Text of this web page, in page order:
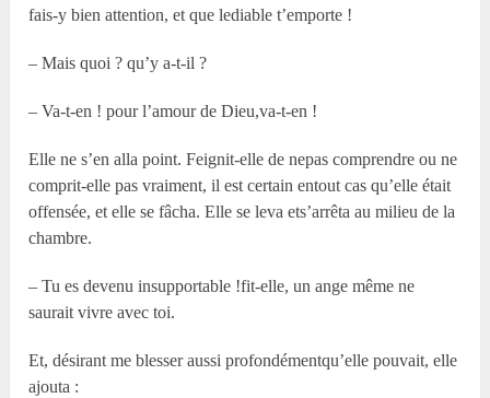
fais-y bien attention, et que lediable t’emporte !
– Mais quoi ? qu’y a-t-il ?
– Va-t-en ! pour l’amour de Dieu,va-t-en !
Elle ne s’en alla point. Feignit-elle de nepas comprendre ou ne
comprit-elle pas vraiment, il est certain entout cas qu’elle était
offensée, et elle se fâcha. Elle se leva ets’arrêta au milieu de la
chambre.
– Tu es devenu insupportable !fit-elle, un ange même ne
saurait vivre avec toi.
Et, désirant me blesser aussi profondémentqu’elle pouvait, elle
ajouta :